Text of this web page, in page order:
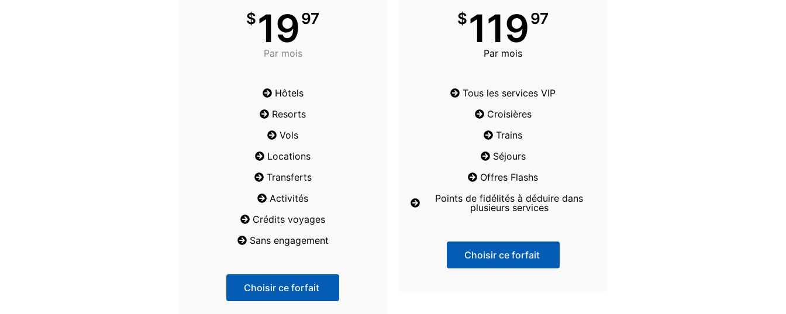
$1997
Par mois
Hôtels
Resorts
Vols
Locations
Transferts
Activités
Crédits voyages
Sans engagement
Choisir ce forfait
$11997
Par mois
Tous les services VIP
Croisières
Trains
Séjours
Offres Flashs
Points de fidélités à déduire dans
plusieurs services
Choisir ce forfait